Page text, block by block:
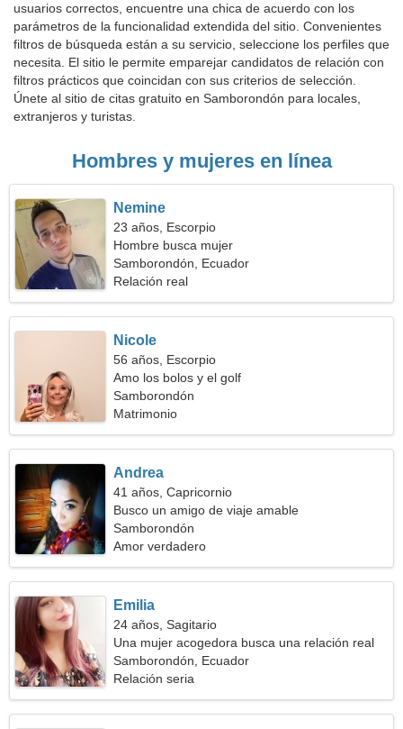
usuarios correctos, encuentre una chica de acuerdo con los
parámetros de la funcionalidad extendida del sitio. Convenientes
filtros de búsqueda están a su servicio, seleccione los perfiles que
necesita. El sitio le permite emparejar candidatos de relación con
filtros prácticos que coincidan con sus criterios de selección.
Únete al sitio de citas gratuito en Samborondón para locales,
extranjeros y turistas.
Hombres y mujeres en línea
Nemine
23 años, Escorpio
Hombre busca mujer
Samborondón, Ecuador
Relación real
Nicole
56 años, Escorpio
Amo los bolos y el golf
Samborondón
Matrimonio
Andrea
41 años, Capricornio
Busco un amigo de viaje amable
Samborondón
Amor verdadero
Emilia
24 años, Sagitario
Una mujer acogedora busca una relación real
Samborondón, Ecuador
Relación seria